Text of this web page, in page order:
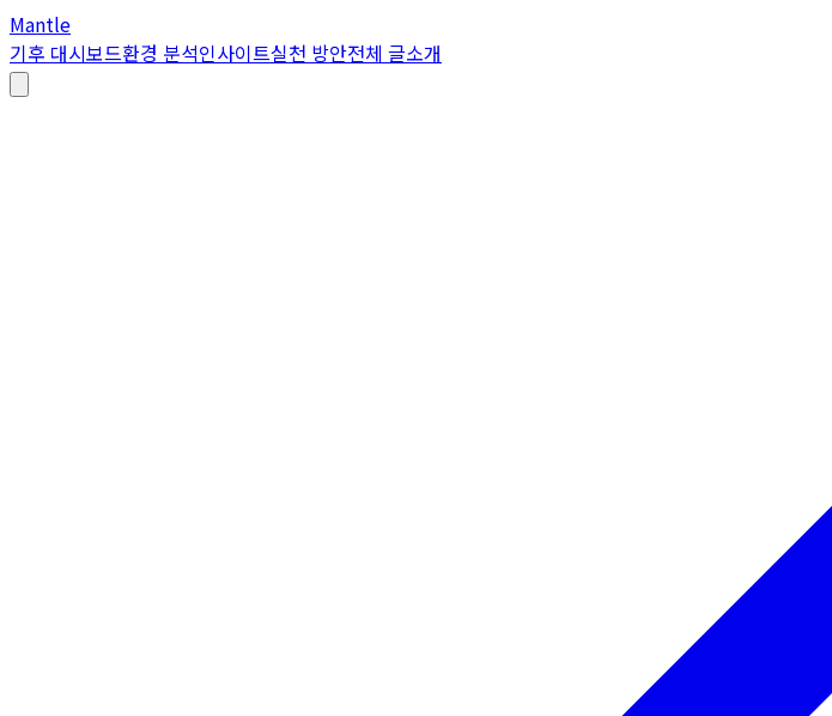
Mantle
기후 대시보드환경 분석인사이트실천 방안전체 글소개